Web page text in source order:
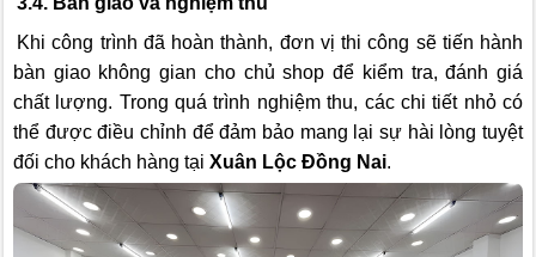
Khi công trình đã hoàn thành, đơn vị thi công sẽ tiến hành
bàn giao không gian cho chủ shop để kiểm tra, đánh giá
chất lượng. Trong quá trình nghiệm thu, các chi tiết nhỏ có
thể được điều chỉnh để đảm bảo mang lại sự hài lòng tuyệt
đối cho khách hàng tại Xuân Lộc Đồng Nai.